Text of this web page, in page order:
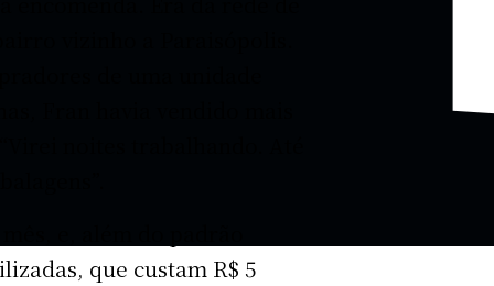
vizinho a Paraisópolis.
de uma unidade
Fran havia vendido mais
que custam R$ 5